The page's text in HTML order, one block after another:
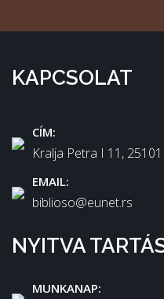
KAPCSOLAT
CÍM:
Kralja Petra I 11,
EMAIL:
biblioso@eunet.rs
NYITVA
MUNKANAP: